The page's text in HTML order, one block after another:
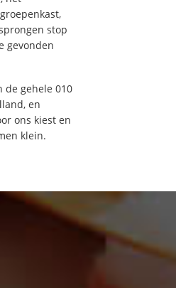
stop
gevonden
de gehele 010
en
ons kiest en
klein.